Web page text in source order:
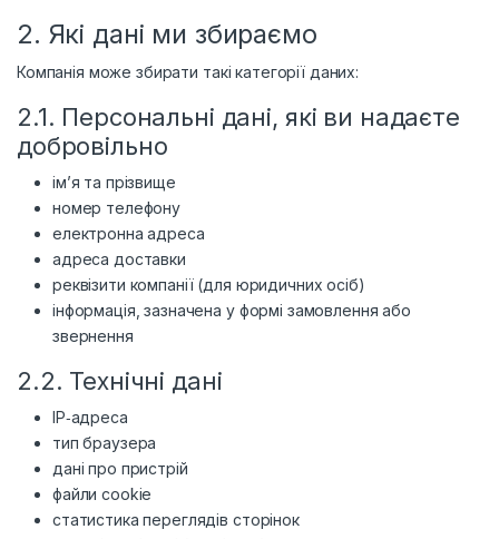
2. Які дані ми збираємо
Компанія може збирати такі категорії даних:
2.1. Персональні дані, які ви надаєте
добровільно
ім’я та прізвище
номер телефону
електронна адреса
адреса доставки
реквізити компанії (для юридичних осіб)
інформація, зазначена у формі замовлення або
звернення
2.2. Технічні дані
IP‑адреса
тип браузера
дані про пристрій
файли cookie
статистика переглядів сторінок